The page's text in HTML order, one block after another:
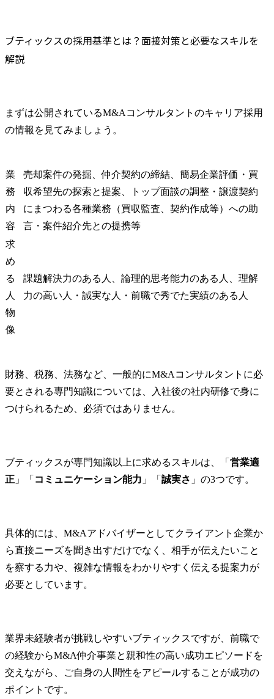
ブティックスの採用基準とは？面接対策と必要なスキルを
解説
まずは公開されているM&Aコンサルタントのキャリア採用
の情報を見てみましょう。
業
務
内
容
売却案件の発掘、仲介契約の締結、簡易企業評価・買
収希望先の探索と提案、トップ面談の調整・譲渡契約
にまつわる各種業務（買収監査、契約作成等）への助
言・案件紹介先との提携等
求
め
る
人
物
像
課題解決力のある人、論理的思考能力のある人、理解
力の高い人・誠実な人・前職で秀でた実績のある人
財務、税務、法務など、一般的にM&Aコンサルタントに必
要とされる専門知識については、入社後の社内研修で身に
つけられるため、必須ではありません。
ブティックスが専門知識以上に求めるスキルは、「 営業適
正 」「 コミュニケーション能力 」「 誠実さ 」の3つです。
具体的には、M&Aアドバイザーとしてクライアント企業か
ら直接ニーズを聞き出すだけでなく、相手が伝えたいこと
を察する力や、複雑な情報をわかりやすく伝える提案力が
必要としています。
業界未経験者が挑戦しやすいブティックスですが、前職で
の経験からM&A仲介事業と親和性の高い成功エピソードを
交えながら、ご自身の人間性をアピールすることが成功の
ポイントです。